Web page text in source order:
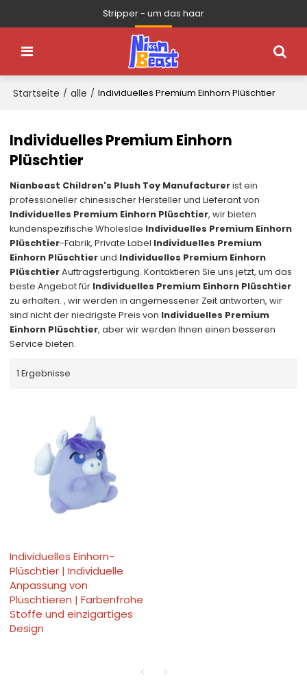
Stripper - um das haar
Startseite / alle / Individuelles Premium Einhorn Plüschtier
Individuelles Premium Einhorn
Plüschtier
Nianbeast Children's Plush Toy Manufacturerist ein
professioneller chinesischer Hersteller und Lieferant von
Individuelles Premium Einhorn Plüschtier, wir bieten
kundenspezifische Wholeslae Individuelles Premium Einhorn
Plüschtier-Fabrik, Private Label Individuelles Premium
Einhorn Plüschtierund Individuelles Premium Einhorn
PlüschtierAuftragsfertigung. Kontaktieren Sie uns jetzt, um das
beste Angebot für Individuelles Premium Einhorn Plüschtier
zu erhalten. , wir werden in angemessener Zeit antworten, wir
sind nicht der niedrigste Preis von Individuelles Premium
Einhorn Plüschtier, aber wir werden Ihnen einen besseren
Service bieten.
1 Ergebnisse
Individuelles Einhorn-
Plüschtier | Individuelle
Anpassung von
Plüschtieren | Farbenfrohe
Stoffe und einzigartiges
Design